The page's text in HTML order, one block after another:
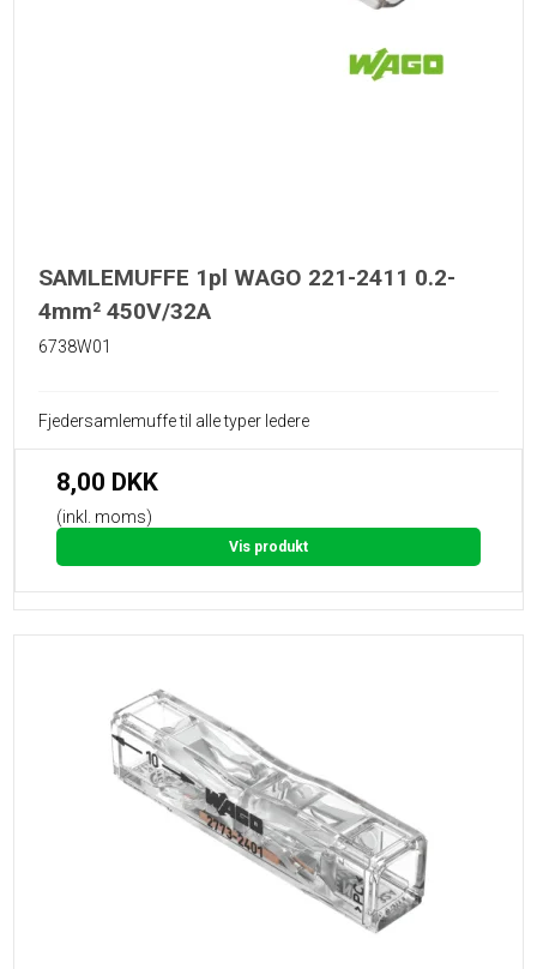
SAMLEMUFFE 1pl WAGO 221-2411 0.2-
4mm² 450V/32A
6738W01
Fjedersamlemuffe til alle typer ledere
8,00 DKK
(inkl. moms)
Vis produkt